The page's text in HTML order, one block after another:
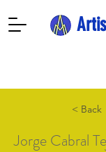
< Back
Jorge Cabral